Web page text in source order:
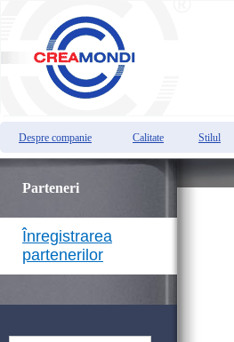
Despre companie Calitate Stilul
Parteneri
Înregistrarea
partenerilor